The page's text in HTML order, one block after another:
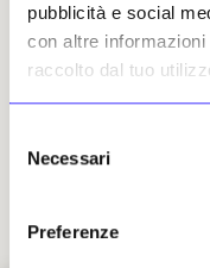
pubblicità e social
con altre
raccolto dal tuo
delNecessari
Preferenze
direttore della
Hertziana, lo studioso
si è spento a Roma a